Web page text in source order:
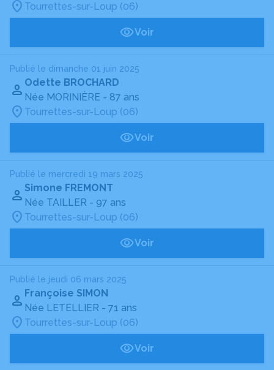
Tourrettes-sur-Loup (06)
Voir
Publié le dimanche 01 juin 2025
Odette BROCHARD
Née MORINIÈRE - 87 ans
Tourrettes-sur-Loup (06)
Voir
Publié le mercredi 19 mars 2025
Simone FREMONT
Née TAILLER - 97 ans
Tourrettes-sur-Loup (06)
Voir
Publié le jeudi 06 mars 2025
Françoise SIMON
Née LETELLIER - 71 ans
Tourrettes-sur-Loup (06)
Voir